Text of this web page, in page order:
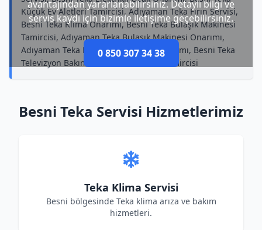
avantajından yararlanabilirsiniz. Detaylı bilgi ve
servis kaydı için bizimle iletişime geçebilirsiniz.
0 850 307 34 38
Küçük Ev Aletleri Tamircisi, Adıyaman Teka Fırın Servisi,
Besni Teka Klima Onarımı, Besni Teka Bulaşık Makinesi
Tamircisi, Adıyaman Teka Bulaşık Makinesi Onarımı,
Adıyaman Teka Kurutma Makinesi Onarımı, Besni Teka
Televizyon Bakımı, Besni Teka Klima Tamircisi
Besni Teka Servisi Hizmetlerimiz
Teka Klima Servisi
Besni bölgesinde Teka klima arıza ve bakım
hizmetleri.